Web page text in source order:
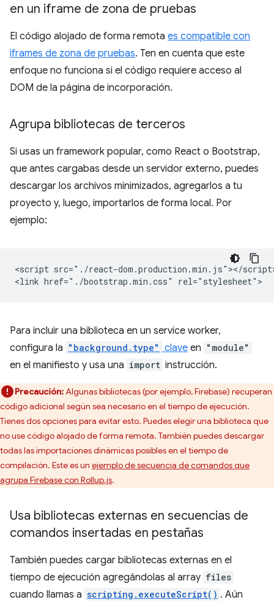
en un iframe de zona de pruebas
El código alojado de forma remota es compatible con
iframes de zona de pruebas. Ten en cuenta que este
enfoque no funciona si el código requiere acceso al
DOM de la página de incorporación.
Agrupa bibliotecas de terceros
Si usas un framework popular, como React o Bootstrap,
que antes cargabas desde un servidor externo, puedes
descargar los archivos minimizados, agregarlos a tu
proyecto y, luego, importarlos de forma local. Por
ejemplo:
<script src="./react-dom.production.min.js"></
Para incluir una biblioteca en un service worker,
configura la "background.type" clave en "module"
en el manifiesto y usa una import instrucción.
Precaución:Algunas bibliotecas (por ejemplo, Firebase) recuperan
código adicional según sea necesario en el tiempo de ejecución.
Tienes dos opciones para evitar esto. Puedes elegir una biblioteca que
no use código alojado de forma remota. También puedes descargar
todas las importaciones dinámicas posibles en el tiempo de
compilación. Este es un ejemplo de secuencia de comandos que
agrupa Firebase con Rollup.js.
Usa bibliotecas externas en secuencias de
comandos insertadas en pestañas
También puedes cargar bibliotecas externas en el
tiempo de ejecución agregándolas al array files
cuando llamas a scripting.executeScript() . Aún